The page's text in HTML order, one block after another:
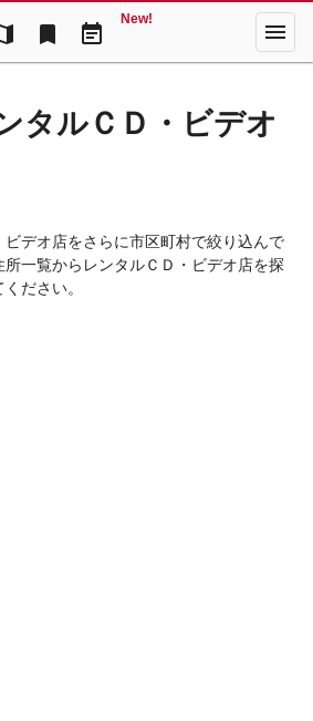
bookmark event_note
New! menu
タルＣＤ・ビデオ
デオ店をさらに市区町村で絞り込んで
一覧からレンタルＣＤ・ビデオ店を探
ださい。